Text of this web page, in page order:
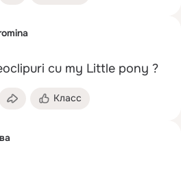
cu my Little pony ?
Класс